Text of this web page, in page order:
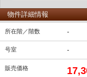
物件詳細情報
所在階／階数 -
号室 -
販売価格